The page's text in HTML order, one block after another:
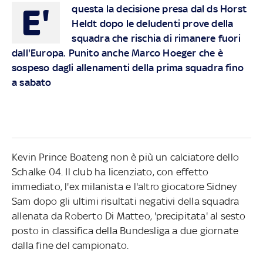
E'
questa la decisione presa dal ds Horst
Heldt dopo le deludenti prove della
squadra che rischia di rimanere fuori
dall'Europa. Punito anche Marco Hoeger che è
sospeso dagli allenamenti della prima squadra fino
a sabato
Kevin Prince Boateng non è più un calciatore dello
Schalke 04. Il club ha licenziato, con effetto
immediato, l'ex milanista e l'altro giocatore Sidney
Sam dopo gli ultimi risultati negativi della squadra
allenata da Roberto Di Matteo, 'precipitata' al sesto
posto in classifica della Bundesliga a due giornate
dalla fine del campionato.